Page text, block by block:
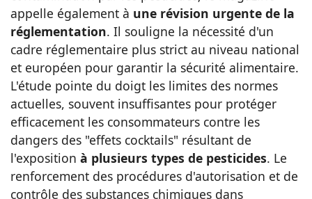
appelle également à une révision urgente de la
réglementation. Il souligne la nécessité d'un
cadre réglementaire plus strict au niveau national
et européen pour garantir la sécurité alimentaire.
L'étude pointe du doigt les limites des normes
actuelles, souvent insuffisantes pour protéger
efficacement les consommateurs contre les
dangers des "effets cocktails" résultant de
l'exposition à plusieurs types de pesticides. Le
renforcement des procédures d'autorisation et de
contrôle des substances chimiques dans